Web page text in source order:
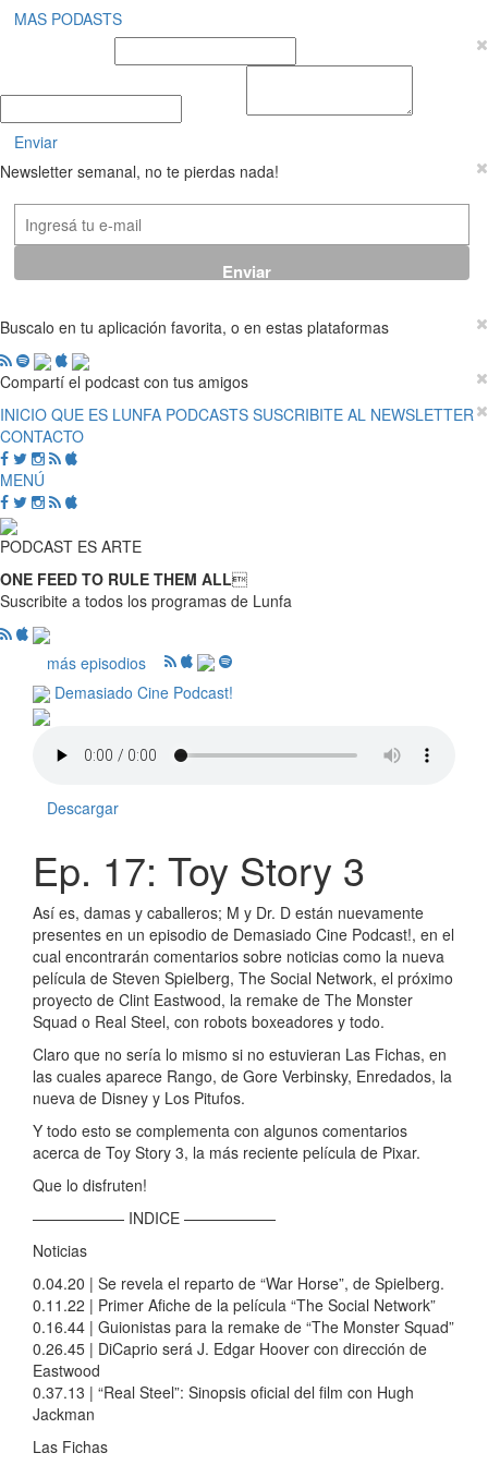
MAS PODASTS
Enviar
Newsletter semanal, no te pierdas nada!
Buscalo en tu aplicación favorita, o en estas plataformas
Compartí el podcast con tus amigos
INICIO QUE ES LUNFA PODCASTS SUSCRIBITE AL NEWSLETTER
CONTACTO
MENÚ
PODCAST ES ARTE
ONE FEED TO RULE THEM ALL
Suscribite a todos los programas de Lunfa
más episodios
Demasiado Cine Podcast!
Descargar
Ep. 17: Toy Story 3
Así es, damas y caballeros; M y Dr. D están nuevamente
presentes en un episodio de Demasiado Cine Podcast!, en el
cual encontrarán comentarios sobre noticias como la nueva
película de Steven Spielberg, The Social Network, el próximo
proyecto de Clint Eastwood, la remake de The Monster
Squad o Real Steel, con robots boxeadores y todo.
Claro que no sería lo mismo si no estuvieran Las Fichas, en
las cuales aparece Rango, de Gore Verbinsky, Enredados, la
nueva de Disney y Los Pitufos.
Y todo esto se complementa con algunos comentarios
acerca de Toy Story 3, la más reciente película de Pixar.
Que lo disfruten!
—————— INDICE ——————
Noticias
0.04.20 | Se revela el reparto de “War Horse”, de Spielberg.
0.11.22 | Primer Afiche de la película “The Social Network”
0.16.44 | Guionistas para la remake de “The Monster Squad”
0.26.45 | DiCaprio será J. Edgar Hoover con dirección de
Eastwood
0.37.13 | “Real Steel”: Sinopsis oficial del film con Hugh
Jackman
Las Fichas